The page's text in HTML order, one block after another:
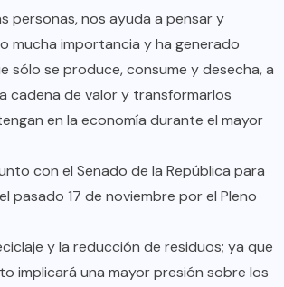
personas, nos ayuda a pensar y
mucha importancia y ha generado
sólo se produce, consume y desecha, a
cadena de valor y transformarlos
en la economía durante el mayor
con el Senado de la República para
pasado 17 de noviembre por el Pleno
y la reducción de residuos; ya que
implicará una mayor presión sobre los